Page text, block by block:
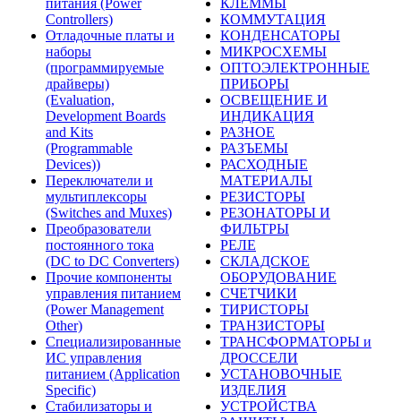
питания (Power
Controllers)
Отладочные платы и
наборы
(программируемые
драйверы)
(Evaluation,
Development Boards
and Kits
(Programmable
Devices))
Переключатели и
мультиплексоры
(Switches and Muxes)
Преобразователи
постоянного тока
(DC to DC Converters)
Прочие компоненты
управления питанием
(Power Management
Other)
Специализированные
ИС управления
питанием (Application
Specific)
Стабилизаторы и
КЛЕММЫ
КОММУТАЦИЯ
КОНДЕНСАТОРЫ
МИКРОСХЕМЫ
ОПТОЭЛЕКТРОННЫЕ
ПРИБОРЫ
ОСВЕЩЕНИЕ И
ИНДИКАЦИЯ
РАЗНОЕ
РАЗЪЕМЫ
РАСХОДНЫЕ
МАТЕРИАЛЫ
РЕЗИСТОРЫ
РЕЗОНАТОРЫ И
ФИЛЬТРЫ
РЕЛЕ
СКЛАДСКОЕ
ОБОРУДОВАНИЕ
СЧЕТЧИКИ
ТИРИСТОРЫ
ТРАНЗИСТОРЫ
ТРАНСФОРМАТОРЫ и
ДРОССЕЛИ
УСТАНОВОЧНЫЕ
ИЗДЕЛИЯ
УСТРОЙСТВА